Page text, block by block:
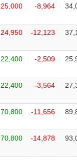
25,000 -8,964
24,950 -12,123
22,400 -2,509
22,400 -3,564
70,800 -11,656
70,800 -14,878